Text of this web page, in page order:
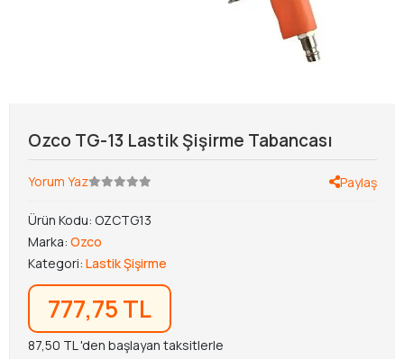
Ozco TG-13 Lastik Şişirme Tabancası
Yorum Yaz Paylaş
Ürün Kodu: OZCTG13
Marka: Ozco
Kategori: Lastik Şişirme
777,75 TL
87,50 TL 'den başlayan taksitlerle